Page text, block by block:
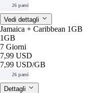
26 paesi
Vedi dettagli
Jamaica + Caribbean 1GB
1GB
7 Giorni
7,99 USD
7,99 USD/GB
26 paesi
Dettagli